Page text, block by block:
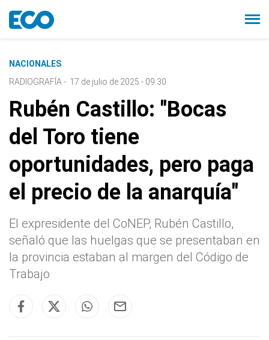
NACIONALES
RADIOGRAFÍA - 17 de julio de 2025 - 09:30
Rubén Castillo: "Bocas
del Toro tiene
oportunidades, pero paga
el precio de la anarquía"
El expresidente del CoNEP, Rubén Castillo,
señaló que las huelgas que se presentaban en
la provincia estaban al margen del Código de
Trabajo